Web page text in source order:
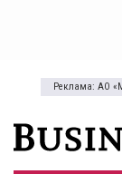
Реклама: АО